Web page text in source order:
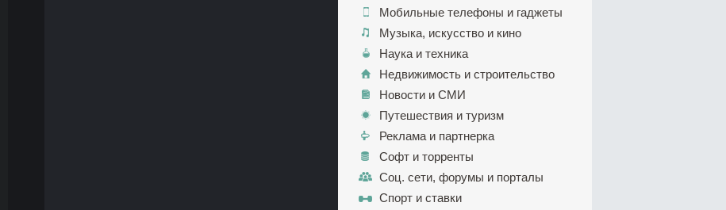
Мобильные телефоны и гаджеты
Музыка, искусство и кино
Наука и техника
Недвижимость и строительство
Новости и СМИ
Путешествия и туризм
Реклама и партнерка
Софт и торренты
Соц. сети, форумы и порталы
Спорт и ставки